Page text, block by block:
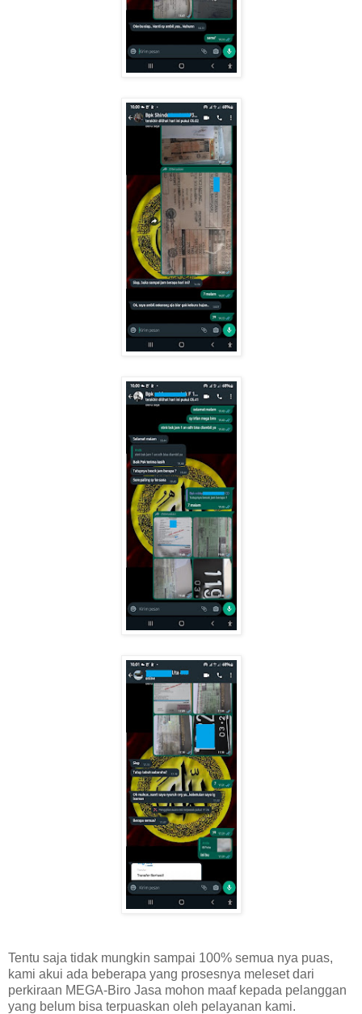
Tentu saja tidak mungkin sampai 100% semua nya puas,
kami akui ada beberapa yang prosesnya meleset dari
perkiraan MEGA-Biro Jasa mohon maaf kepada pelanggan
yang belum bisa terpuaskan oleh pelayanan kami.